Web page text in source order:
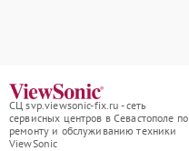
СЦ svp.viewsonic-fix.ru - сеть
сервисных центров в Севастополе по
ремонту и обслуживанию техники
ViewSonic